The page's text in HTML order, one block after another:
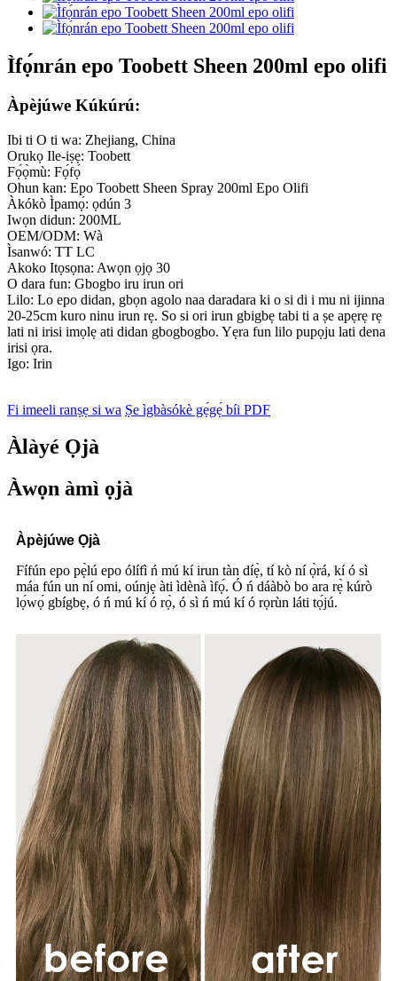
Ìfọ́nrán epo Toobett Sheen 200ml epo olifi
Àpèjúwe Kúkúrú:
Ibi ti O ti wa: Zhejiang, China
Orukọ Ile-iṣẹ: Toobett
Fọ́ọ̀mù: Fọ́fọ́
Ohun kan: Epo Toobett Sheen Spray 200ml Epo Olifi
Àkókò Ìpamọ́: ọdún 3
Iwọn didun: 200ML
OEM/ODM: Wà
Ìsanwó: TT LC
Akoko Itọsọna: Awọn ọjọ 30
O dara fun: Gbogbo iru irun ori
Lilo: Lo epo didan, gbọn agolo naa daradara ki o si di i mu ni ijinna
20-25cm kuro ninu irun rẹ. So si ori irun gbigbẹ tabi ti a ṣe apẹrẹ rẹ
lati ni irisi imọlẹ ati didan gbogbogbo. Yẹra fun lilo pupọju lati dena
irisi ọra.
Igo: Irin
Fi imeeli ranṣẹ si wa Ṣe ìgbàsókè gẹ́gẹ́ bíi PDF
Àlàyé Ọjà
Àwọn àmì ọjà
Àpèjúwe Ọjà
Fífún epo pẹ̀lú epo ólífì ń mú kí irun tàn díẹ̀, tí kò ní ọ̀rá, kí ó sì
máa fún un ní omi, oúnjẹ àti ìdènà ìfọ́. Ó ń dáàbò bo ara rẹ̀ kúrò
lọ́wọ́ gbígbẹ, ó ń mú kí ó rọ̀, ó sì ń mú kí ó rọrùn láti tọ́jú.